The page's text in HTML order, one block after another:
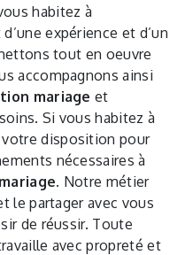
habitez à
expérience et d’un
tout en oeuvre
accompagnons ainsi
mariage et
Si vous habitez à
disposition pour
nécessaires à
. Notre métier
le partager avec vous
de réussir. Toute
avec propreté et